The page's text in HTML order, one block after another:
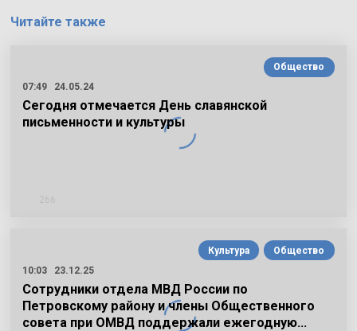
Читайте также
Общество
07:49
24.05.24
Сегодня отмечается День славянской
письменности и культуры
Культура
Общество
10:03
23.12.25
Сотрудники отдела МВД России по
Петровскому району и члены Общественного
совета при ОМВД поддержали ежегодную…